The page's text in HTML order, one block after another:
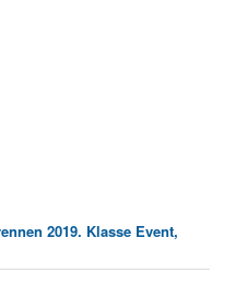
2019. Klasse Event,